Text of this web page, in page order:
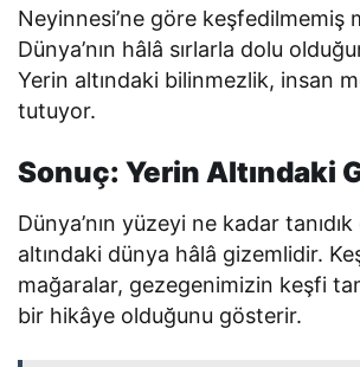
Neyinnesi’ne göre keşfedilmemiş
Dünya’nın hâlâ sırlarla dolu
Yerin altındaki bilinmezlik, insan
tutuyor.
Sonuç: Yerin Altındaki
Dünya’nın yüzeyi ne kadar
altındaki dünya hâlâ gizemlidir.
mağaralar, gezegenimizin keşfi
bir hikâye olduğunu gösterir.